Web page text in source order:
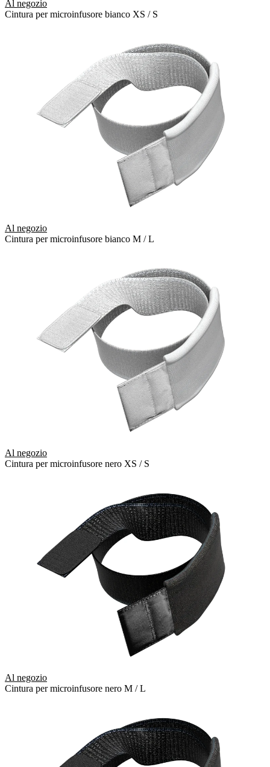
Al negozio
Cintura per microinfusore bianco XS / S
Al negozio
Cintura per microinfusore bianco M / L
Al negozio
Cintura per microinfusore nero XS / S
Al negozio
Cintura per microinfusore nero M / L